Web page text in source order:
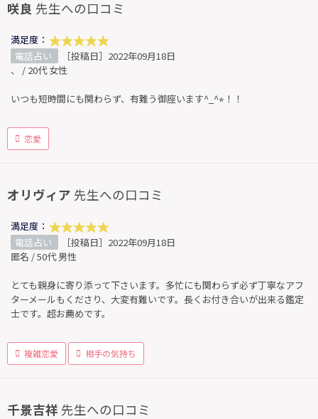
咲良 先生への口コミ
満足度：
電話占い
［投稿日］2022年09月18日
、 / 20代 女性
いつも短時間にも関わらず、有難う御座います^_^⭐︎！！
恋愛
オリヴィア 先生への口コミ
満足度：
電話占い
［投稿日］2022年09月18日
匿名 / 50代 男性
とても親身に寄り添って下さいます。多忙にも関わらず必ず丁寧なアフ
ターメールもくださり、大変有難いです。長くお付き合いが出来る鑑定
士です。超お薦めです。
複雑恋愛 相手の気持ち
千景吉祥 先生への口コミ